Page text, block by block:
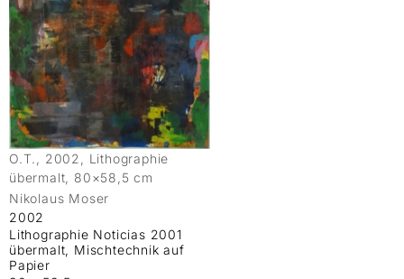
O.T., 2002, Lithographie
übermalt, 80×58,5 cm
Nikolaus Moser
2002
Lithographie Noticias 2001
übermalt, Mischtechnik auf
Papier